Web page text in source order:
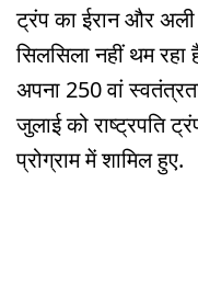
ट्रंप का ईरान और
सिलसिला नहीं थम
अपना 250 वां
जुलाई को राष्ट्रपति
प्रोग्राम में शामिल हुए.